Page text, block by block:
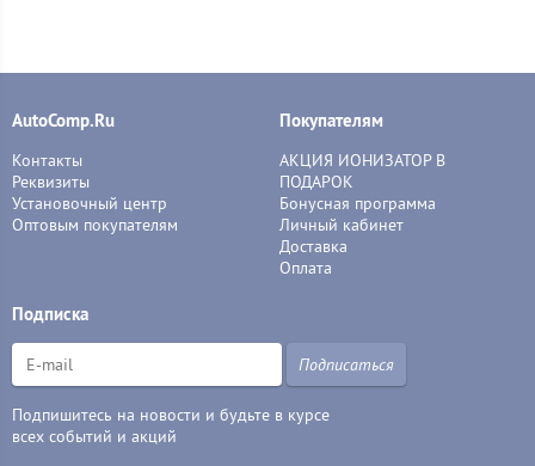
AutoComp.Ru
Контакты
Реквизиты
Установочный центр
Оптовым покупателям
Покупателям
АКЦИЯ ИОНИЗАТОР В
ПОДАРОК
Бонусная программа
Личный кабинет
Доставка
Оплата
Подписка
Подписаться
Подпишитесь на новости и будьте в курсе
всех событий и акций